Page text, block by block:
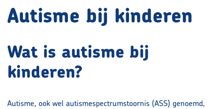
Maak kennis met ons team
Contact
Autisme bij kinderen
Wat is autisme bij
kinderen?
Autisme, ook wel autismespectrumstoornis (ASS) genoemd,